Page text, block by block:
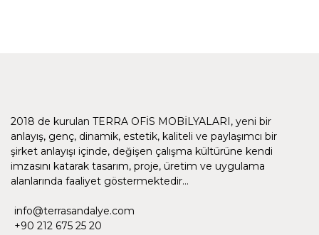
2018 de kurulan TERRA OFİS MOBİLYALARI, yeni bir
anlayış, genç, dinamik, estetik, kaliteli ve paylaşımcı bir
şirket anlayışı içinde, değişen çalışma kültürüne kendi
imzasını katarak tasarım, proje, üretim ve uygulama
alanlarında faaliyet göstermektedir…
info@terrasandalye.com
+90 212 675 25 20